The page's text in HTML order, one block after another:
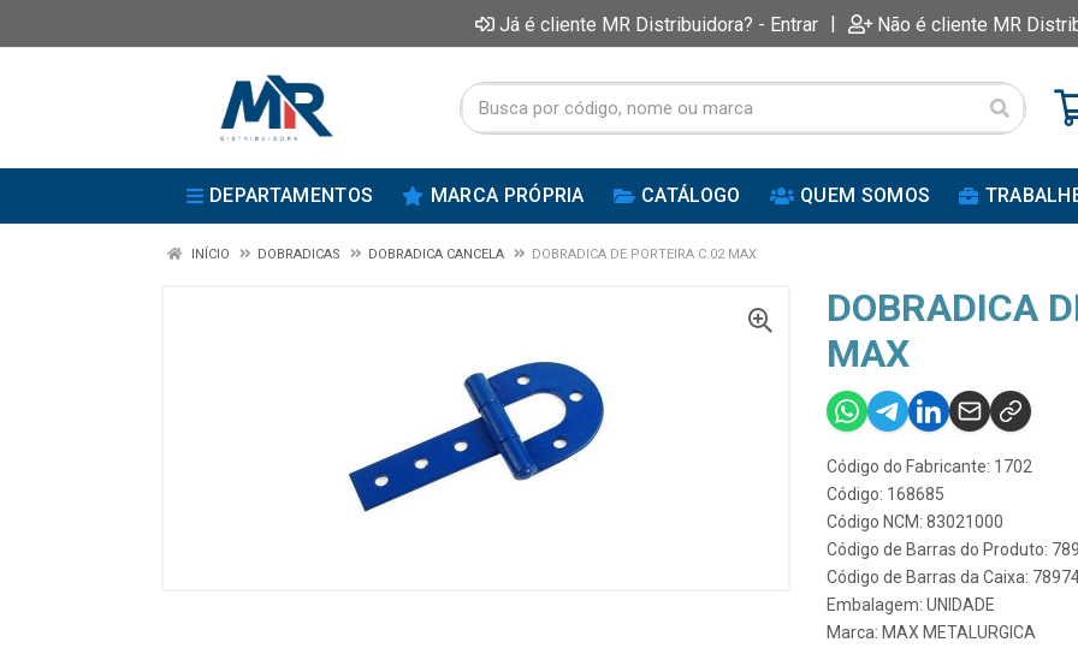
Já é cliente MR Distribuidora? - Entrar | Não é cliente MR
DEPARTAMENTOS MARCA PRÓPRIA CATÁLOGO QUEM SOMOS
INÍCIO DOBRADICAS DOBRADICA CANCELA DOBRADICA DE PORTEIRA C.02 MAX
DOBRADICA
MAX
Código do Fabricante: 1702
Código: 168685
Código NCM: 83021000
Código de Barras do Produto:
Código de Barras da Caixa:
Embalagem: UNIDADE
Marca: MAX METALURGICA